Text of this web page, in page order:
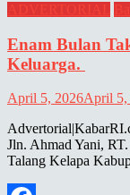
00:00
ADVERTORIAL
Enam Bulan
Keluarga.
April 5, 2026April 5,
Jln. Ahmad Yani,
Talang Kelapa